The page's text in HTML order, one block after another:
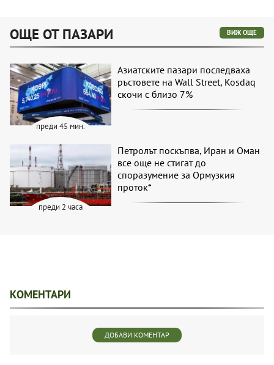
ОЩЕ ОТ ПАЗАРИ ВИЖ ОЩЕ
преди 45 мин.
Азиатските пазари последваха
ръстовете на Wall Street, Kosdaq
скочи с близо 7%
преди 2 часа
Петролът поскъпва, Иран и Оман
все още не стигат до
споразумение за Ормузкия
проток*
КОМЕНТАРИ
ДОБАВИ КОМЕНТАР